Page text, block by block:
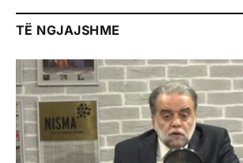
TË NGJAJSHME